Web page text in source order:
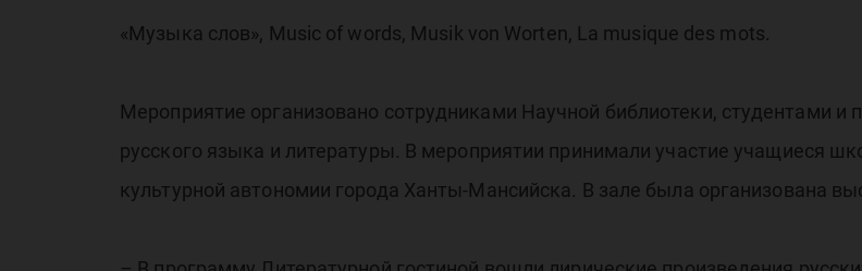
«Музыка слов», Music of words, Musik von Worten, La musique des mots.
Мероприятие организовано сотрудниками Научной библиотеки, студентами
русского языка и литературы. В мероприятии принимали участие учащиеся
культурной автономии города Ханты-Мансийска. В зале была организована